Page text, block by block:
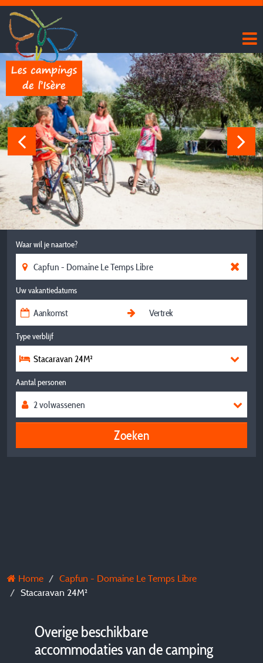
Waar wil je naartoe?
Uw vakantiedatums
Type verblijf
Stacaravan 24M²
Aantal personen
Zoeken
Home
Capfun - Domaine Le Temps Libre
Stacaravan 24M²
Overige beschikbare
accommodaties van de camping